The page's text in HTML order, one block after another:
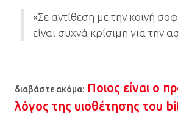
«Σε αντίθεση με την κοινή
είναι συχνά κρίσιμη για την
διαβάστε ακόμα: Ποιος είναι ο
λόγος της υιοθέτησης του